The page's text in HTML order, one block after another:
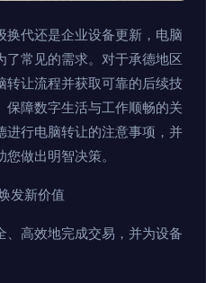
代还是企业设备更新，电脑
常见的需求。对于承德地区
转让流程并获取可靠的后续技
障数字生活与工作顺畅的关
进行电脑转让的注意事项，并
做出明智决策。
发新价值
高效地完成交易，并为设备